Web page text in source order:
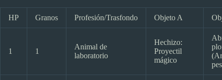
HP Granos Profesión/Trasfondo Objeto A
1 1
Animal de
laboratorio
Hechizo:
Proyectil
mágico